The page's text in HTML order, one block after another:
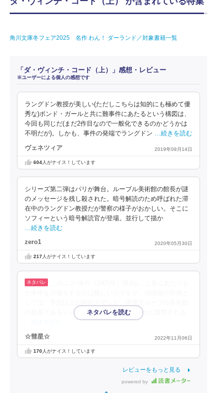
角川文庫冬フェア2025 名作 わん！ ダーランド／対象書籍一覧
「ダ・ヴィンチ・コード（上）」感想・レビュー
※ユーザーによる個人の感想です
ラングドン教授が美しい(ただしこちらは知的にも極めて優
秀な)ボンド・ガールと共に難事件にあたるという構図は、
今回も同じだ(まだ2作目なので一般化できるのかどうかは
不明だが)。しかも、事件の発端でラングドン …続きを読む
ヴェネツィア 2019年09月14日
604人がナイス！しています
シリーズ第二弾はパリが舞台。ルーブル美術館の館長が謎
のメッセージを残し殺された。暗号解読のため呼ばれた滞
在中のラングドン教授だが警察の様子がおかしい。そこに
ソフィーという暗号解読官が登場。並行して描か
…続きを読む
zero1 2020年05月30日
217人がナイス！しています
の館長であるジャック・ソニエ−ルが何者かに襲撃される
☆彗星☆ 2022年11月06日
170人がナイス！しています
レビューをもっと見る
powered by